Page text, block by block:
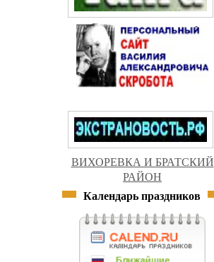
ВИХОРЕВКА И БРАТСКИЙ
РАЙОН
Календарь праздников